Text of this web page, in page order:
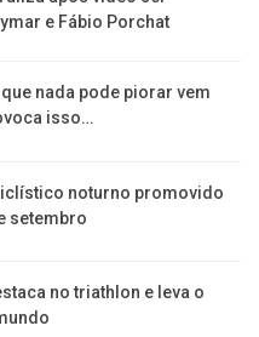
e Fábio Porchat
nada pode piorar vem
isso…
noturno promovido
setembro
no triathlon e leva o